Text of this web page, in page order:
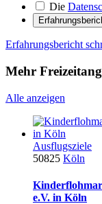
Die
Erfahrungsbericht
Mehr
Alle anzeigen
Ausflugsziele
50825 Köln
e.V. in Köln